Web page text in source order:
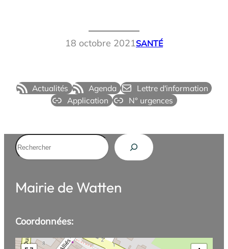
18 octobre 2021SANTÉ
Actualités Agenda
Lettre d'information
Application
N° urgences
Rechercher
Mairie de Watten
Coordonnées: